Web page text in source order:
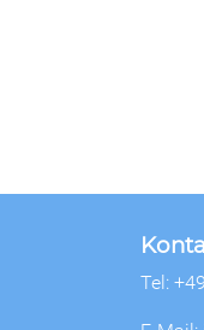
Tel: